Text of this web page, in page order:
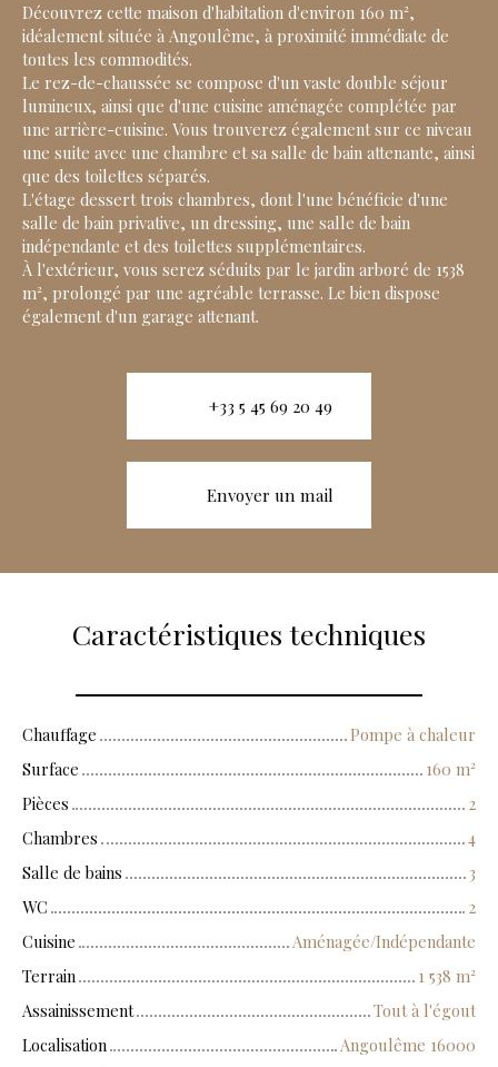
Découvrez cette maison d'habitation d'environ 160 m²,
idéalement située à Angoulême, à proximité immédiate de
toutes les commodités.
Le rez-de-chaussée se compose d'un vaste double séjour
lumineux, ainsi que d'une cuisine aménagée complétée par
une arrière-cuisine. Vous trouverez également sur ce niveau
une suite avec une chambre et sa salle de bain attenante, ainsi
que des toilettes séparés.
L'étage dessert trois chambres, dont l'une bénéficie d'une
salle de bain privative, un dressing, une salle de bain
indépendante et des toilettes supplémentaires.
À l'extérieur, vous serez séduits par le jardin arboré de 1538
m², prolongé par une agréable terrasse. Le bien dispose
également d'un garage attenant.
+33 5 45 69 20 49
Envoyer un mail
Caractéristiques techniques
Chauffage
Pompe à chaleur
Surface
160 m²
Pièces
2
Chambres
4
Salle de bains
3
WC
2
Cuisine
Aménagée/Indépendante
Terrain
1 538 m²
Assainissement
Tout à l'égout
Localisation
Angoulême 16000